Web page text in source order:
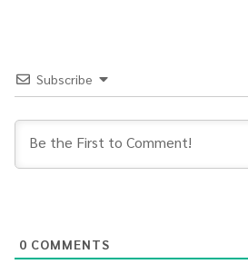
Subscribe
0 COMMENTS